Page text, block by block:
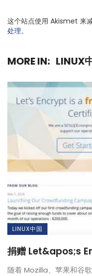
这个站点使用 Akismet 来减
处理。
MORE IN: LINUX
LINUX中国
捐赠 Let&apos;s
随着 Mozilla、苹果和谷